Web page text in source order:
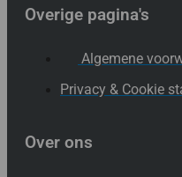
Overige pagina's
Algemene
Privacy & Cookie
Over ons